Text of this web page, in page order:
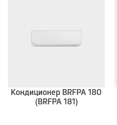
Кондиционер BRFPA 180
(BRFPA 181)